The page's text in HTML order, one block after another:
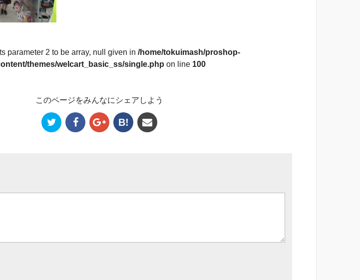
parameter 2 to be array, null given in /home/tokuimash/proshop-
themes/welcart_basic_ss/single.php on line 100
このページをみんなにシェアしよう
B!